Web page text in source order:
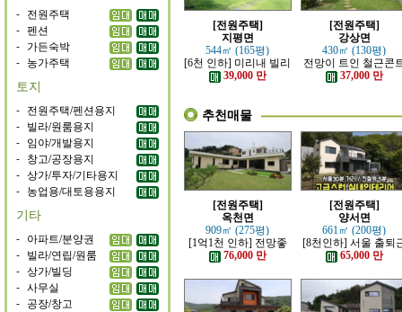
- 전원주택
- 펜션
- 가든숙박
- 농가주택
토지
- 전원주택/펜션용지
- 빌라/원룸용지
- 임야/개발용지
- 창고/공장용지
- 상가/투자/기타용지
- 농업용/대토용용지
기타
- 아파트/분양권
- 빌라/연립/원룸
- 상가/빌딩
- 사무실
- 공장/창고
[전원주택]
지평면
544㎡ (165평)
[6천 인하] 미리내 빌리
지에 위치한 전원주택
39,000 만
[전원주택]
강상면
430㎡ (130평)
전망이 트인 철근콘
리트 신축 주택
37,000 만
추천매물
[전원주택]
옥천면
909㎡ (275평)
[1억1천 인하] 전망좋
고 력셔리한 단층 철콘
전원주택
76,000 만
[전원주택]
양서면
661㎡ (200평)
[8천인하] 서울 출퇴
가능한 잘 지은 고급
65,000 만